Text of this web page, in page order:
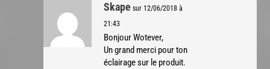
Skape sur 12/06/2018 à
21:43
Bonjour Wotever,
Un grand merci pour ton
éclairage sur le produit.